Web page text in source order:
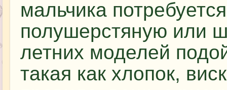
мальчика
полушерстяную или
летних моделей
такая как хлопок,